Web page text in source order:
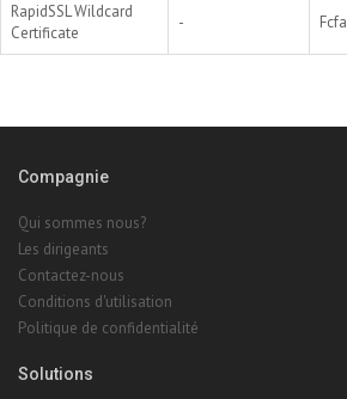
RapidSSL Wildcard
Certificate
- Fcfa
Compagnie
Qui sommes nous?
Les dirigeants
Contactez-nous
Conditions d'utilisation
Politique de confidentialité
Solutions